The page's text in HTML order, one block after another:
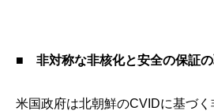
■ 非対称な非核化と安全の保証の
米国政府は北朝鮮のCVIDに基づ